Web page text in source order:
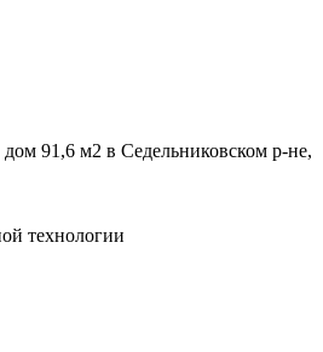
91,6 м2 в Седельниковском р-не,
технологии